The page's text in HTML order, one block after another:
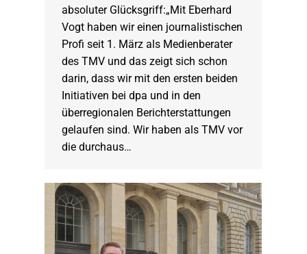
absoluter Glücksgriff:„Mit Eberhard
Vogt haben wir einen journalistischen
Profi seit 1. März als Medienberater
des TMV und das zeigt sich schon
darin, dass wir mit den ersten beiden
Initiativen bei dpa und in den
überregionalen Berichterstattungen
gelaufen sind. Wir haben als TMV vor
die durchaus…